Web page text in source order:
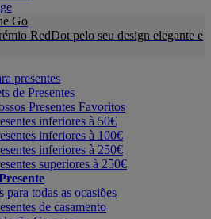
Go
RedDot pelo seu design elegante e
presentes
de Presentes
Presentes Favoritos
inferiores à 50€
inferiores à 100€
inferiores à 250€
superiores à 250€
para todas as ocasiões
de casamento